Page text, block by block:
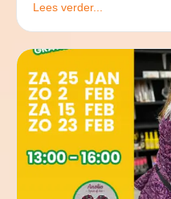
Lees verder...